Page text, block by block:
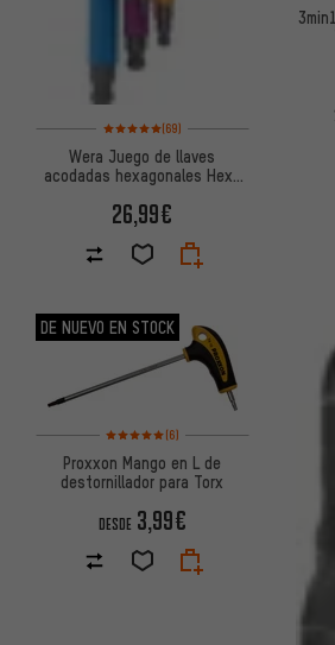
Valoración media: 5 de 5 basada en 69
(69)
Wera Juego de llaves
acodadas hexagonales Hex-
26,99€
DE NUEVO EN STOCK
Valoración media: 5 de 5 basada en 6
(6)
Proxxon Mango en L de
destornillador para Torx
DESDE 3,99€